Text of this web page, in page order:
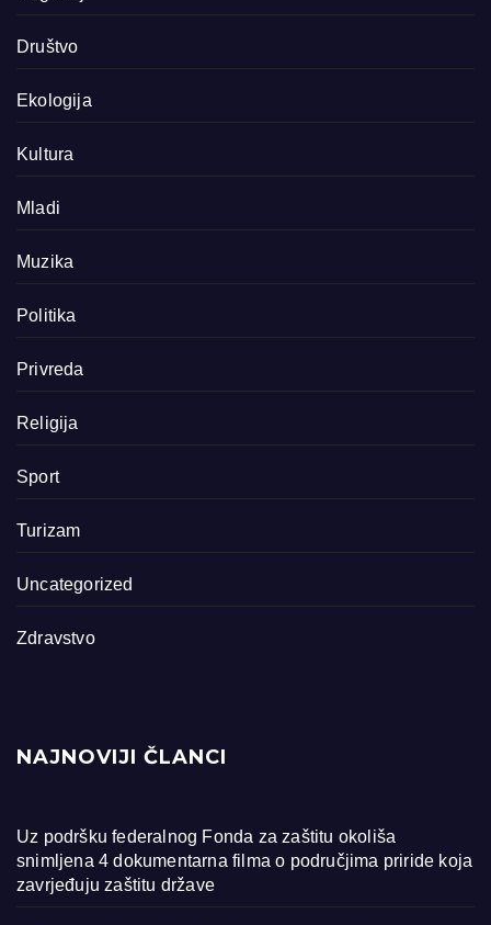
Društvo
Ekologija
Kultura
Mladi
Muzika
Politika
Privreda
Religija
Sport
Turizam
Uncategorized
Zdravstvo
NAJNOVIJI ČLANCI
Uz podršku federalnog Fonda za zaštitu okoliša
snimljena 4 dokumentarna filma o područjima priride koja
zavrjeđuju zaštitu države